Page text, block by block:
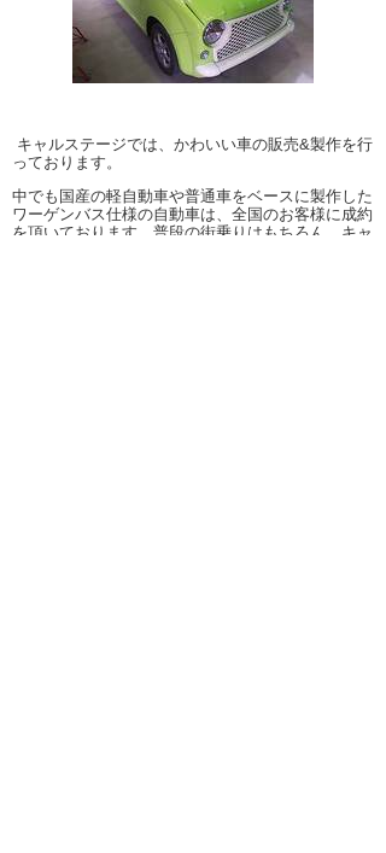
キャルステージでは、かわいい車の販売&製作を行
っております。
中でも国産の軽自動車や普通車をベースに製作した
ワーゲンバス仕様の自動車は、全国のお客様に成約
を頂いております。普段の街乗りはもちろん、キャ